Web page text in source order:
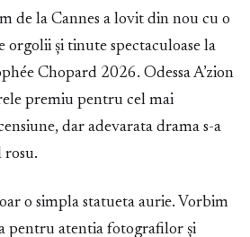
de la Cannes a lovit din nou cu o
orgolii și tinute spectaculoase la
Chopard 2026. Odessa A’zion
premiu pentru cel mai
dar adevarata drama s-a
rosu.
o simpla statueta aurie. Vorbim
pentru atentia fotografilor și